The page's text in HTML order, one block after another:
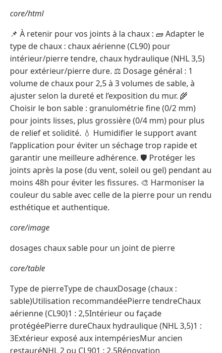
core/html
📌 À retenir pour vos joints à la chaux : 🧱 Adapter le
type de chaux : chaux aérienne (CL90) pour
intérieur/pierre tendre, chaux hydraulique (NHL 3,5)
pour extérieur/pierre dure. ⚖️ Dosage général : 1
volume de chaux pour 2,5 à 3 volumes de sable, à
ajuster selon la dureté et l’exposition du mur. 🌾
Choisir le bon sable : granulométrie fine (0/2 mm)
pour joints lisses, plus grossière (0/4 mm) pour plus
de relief et solidité. 💧 Humidifier le support avant
l’application pour éviter un séchage trop rapide et
garantir une meilleure adhérence. 🛡️ Protéger les
joints après la pose (du vent, soleil ou gel) pendant au
moins 48h pour éviter les fissures. 🎨 Harmoniser la
couleur du sable avec celle de la pierre pour un rendu
esthétique et authentique.
core/image
dosages chaux sable pour un joint de pierre
core/table
Type de pierreType de chauxDosage (chaux :
sable)Utilisation recommandéePierre tendreChaux
aérienne (CL90)1 : 2,5Intérieur ou façade
protégéePierre dureChaux hydraulique (NHL 3,5)1 :
3Extérieur exposé aux intempériesMur ancien
restauréNHL 2 ou CL901 : 2,5Rénovation